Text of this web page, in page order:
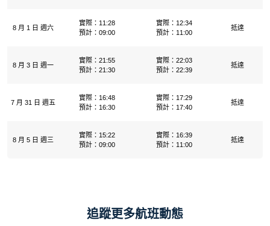
8 月 1 日 週六
實際：11:28
預計：09:00
實際：12:34
預計：11:00
抵達
8 月 3 日 週一
實際：21:55
預計：21:30
實際：22:03
預計：22:39
抵達
7 月 31 日 週五
實際：16:48
預計：16:30
實際：17:29
預計：17:40
抵達
8 月 5 日 週三
實際：15:22
預計：09:00
實際：16:39
預計：11:00
抵達
追蹤更多航班動態